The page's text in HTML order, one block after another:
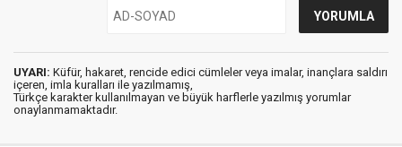
UYARI: Küfür, hakaret, rencide edici cümleler veya imalar, inançlara saldırı
içeren, imla kuralları ile yazılmamış,
Türkçe karakter kullanılmayan ve büyük harflerle yazılmış yorumlar
onaylanmamaktadır.